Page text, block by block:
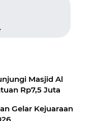
Masjid Al
Rp7,5 Juta
Gelar Kejuaraan